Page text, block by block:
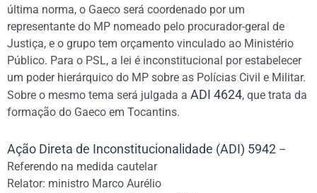
última norma, o Gaeco será coordenado por um
representante do MP nomeado pelo procurador-geral de
Justiça, e o grupo tem orçamento vinculado ao Ministério
Público. Para o PSL, a lei é inconstitucional por estabelecer
um poder hierárquico do MP sobre as Polícias Civil e Militar.
Sobre o mesmo tema será julgada a ADI 4624, que trata da
formação do Gaeco em Tocantins.
Ação Direta de Inconstitucionalidade (ADI) 5942 –
Referendo na medida cautelar
Relator: ministro Marco Aurélio